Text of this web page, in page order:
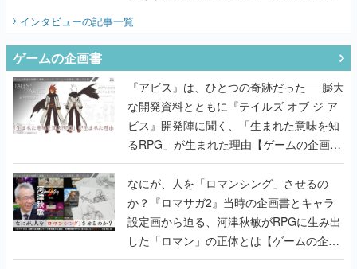
インタビューの記事一覧
ゲームの企画書
『アビス』は、ひとつの奇跡だった──膨大
な開発資料とともに『テイルズ オブ ジ ア
ビス』開発陣に聞く、「生まれた意味を知
るRPG」が生まれた理由【ゲームの企画
書】
なにが、人を「ロマンシング」させるの
か？『ロマサガ2』当時の企画書とキャラ
設定画から迫る、河津秋敏がRPGに生み出
した「ロマン」の正体とは【ゲームの企画
書】